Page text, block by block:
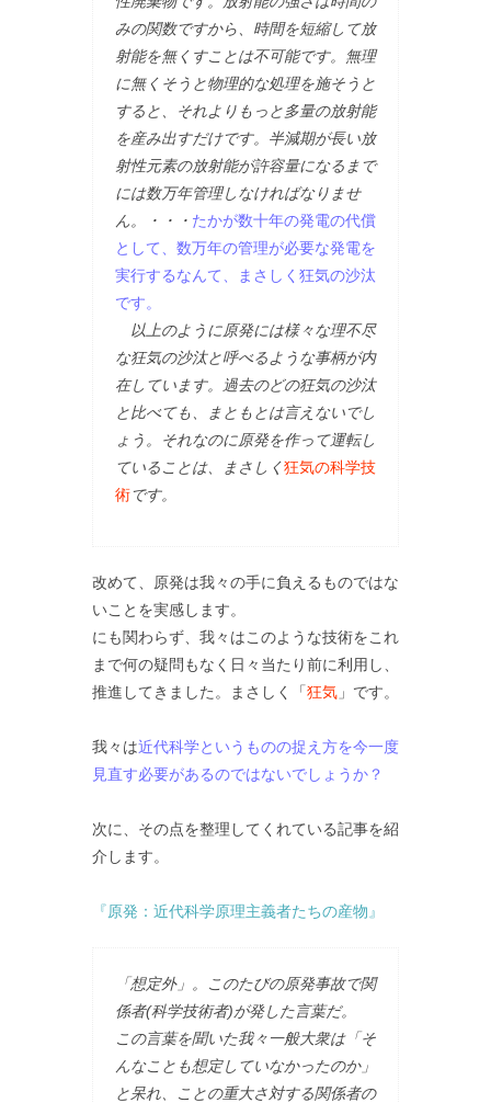
みの関数ですから、時間を短縮して放
射能を無くすことは不可能です。無理
に無くそうと物理的な処理を施そうと
すると、それよりもっと多量の放射能
を産み出すだけです。半減期が長い放
射性元素の放射能が許容量になるまで
には数万年管理しなければなりませ
ん。・・・ たかが数十年の発電の代償
として、数万年の管理が必要な発電を
実行するなんて、まさしく狂気の沙汰
です。
以上のように原発には様々な理不尽
な狂気の沙汰と呼べるような事柄が内
在しています。過去のどの狂気の沙汰
と比べても、まともとは言えないでし
ょう。それなのに原発を作って運転し
ていることは、まさしく狂気の科学技
術です。
改めて、原発は我々の手に負えるものではな
いことを実感します。
にも関わらず、我々はこのような技術をこれ
まで何の疑問もなく日々当たり前に利用し、
推進してきました。まさしく「狂気 」です。
我々は近代科学というものの捉え方を今一度
見直す必要があるのではないでしょうか？
次に、その点を整理してくれている記事を紹
介します。
『原発：近代科学原理主義者たちの産物』
「想定外」。このたびの原発事故で関
係者(科学技術者)が発した言葉だ。
この言葉を聞いた我々一般大衆は「そ
んなことも想定していなかったのか」
と呆れ、ことの重大さ対する関係者の